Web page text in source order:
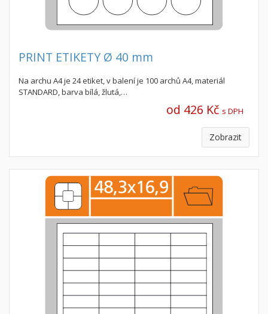
PRINT ETIKETY Ø 40 mm
Na archu A4 je 24 etiket, v balení je 100 archů A4, materiál
STANDARD, barva bílá, žlutá,…
od 426 Kč s DPH
Zobrazit